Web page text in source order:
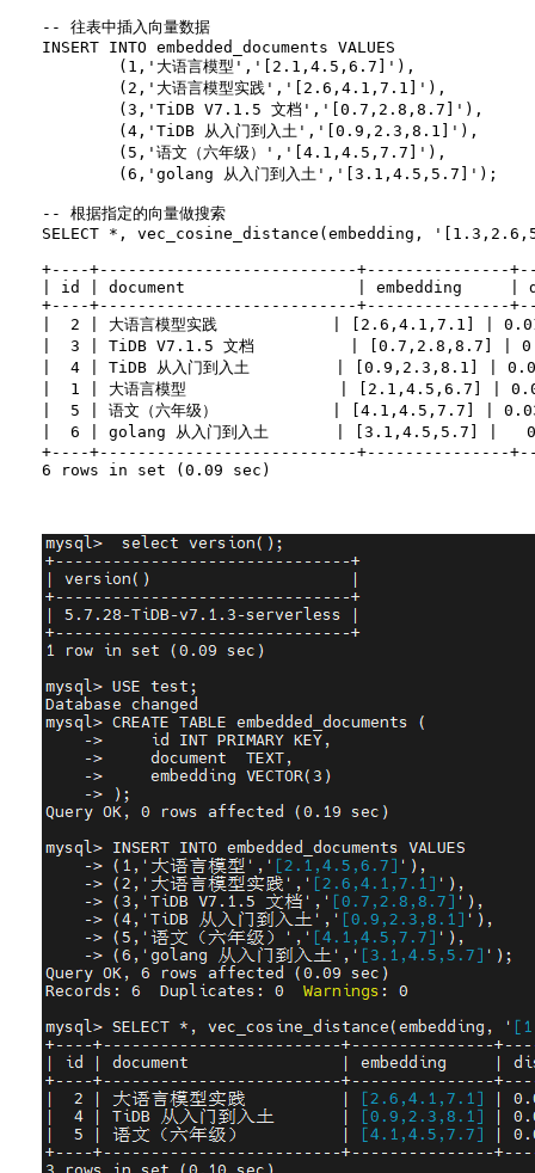
-- 往表中插入向量数据
INSERT INTO embedded_documents VALUES
-- 根据指定的向量做搜索
SELECT *, vec_cosine_distance(embedding,
+----+---------------------------+---------------
| id | document                  | embedding
+----+---------------------------+---------------
|  2 | 大语言模型实践            | [2.6,4.1,7.1] |
|  3 | TiDB V7.1.5 文档          | [0.7,2.8,8.7] |
|  4 | TiDB 从入门到入土         | [0.9,2.3,8.1] |
|  1 | 大语言模型                | [2.1,4.5,6.7] |
|  5 | 语文（六年级）            | [4.1,4.5,7.7] |
|  6 | golang 从入门到入土       | [3.1,4.5,5.7] |
+----+---------------------------+---------------
6 rows in set (0.09 sec)